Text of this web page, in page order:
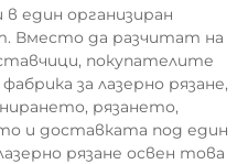
един организиран
Вместо да разчитат на
покупателите
за лазерно рязане,
рязането,
и доставката под един
рязане освен това